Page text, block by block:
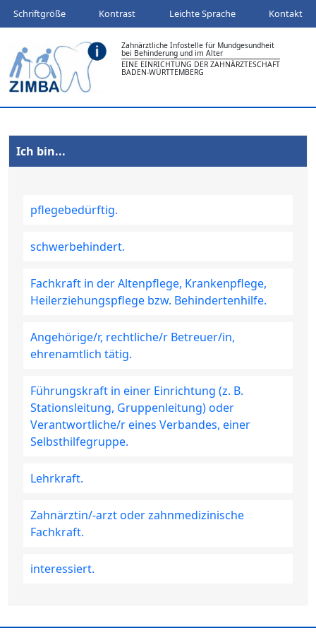
Schriftgröße Kontrast Leichte Sprache Kontakt
Zahnärztliche Infostelle für Mundgesundheit
bei Behinderung und im Alter
EINE EINRICHTUNG DER ZAHNÄRZTESCHAFT
BADEN-WÜRTTEMBERG
Ich bin...
pflegebedürftig.
schwerbehindert.
Fachkraft in der Altenpflege, Krankenpflege,
Heilerziehungspflege bzw. Behindertenhilfe.
Angehörige/r, rechtliche/r Betreuer/in,
ehrenamtlich tätig.
Führungskraft in einer Einrichtung (z. B.
Stationsleitung, Gruppenleitung) oder
Verantwortliche/r eines Verbandes, einer
Selbsthilfegruppe.
Lehrkraft.
Zahnärztin/-arzt oder zahnmedizinische
Fachkraft.
interessiert.